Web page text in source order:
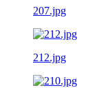
207.jpg
212.jpg